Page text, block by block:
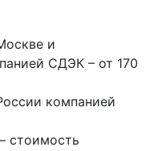
и
СДЭК – от 170
компанией
стоимость